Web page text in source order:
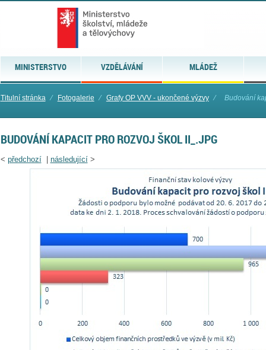
MINISTERSTVO VZDĚLÁVÁNÍ MLÁDEŽ
Titulní stránka ⁄ Fotogalerie ⁄ Grafy OP VVV - ukončené výzvy ⁄ Budování
BUDOVÁNÍ KAPACIT PRO ROZVOJ ŠKOL II_.JPG
< předchozí| následující>